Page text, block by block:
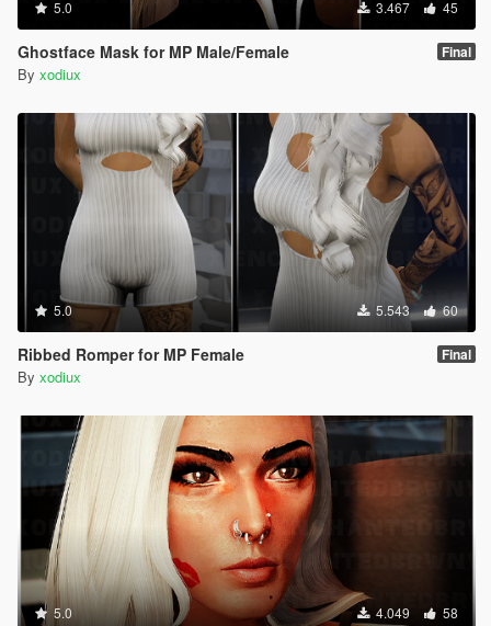
5.0 3.467 45
Ghostface Mask for MP Male/Female Final
By xodiux
5.0 5.543 60
Ribbed Romper for MP Female Final
By xodiux
5.0 4.049 58